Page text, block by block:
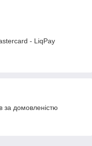
- LiqPay
за домовленістю